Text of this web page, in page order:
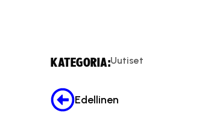
KATEGORIA:Uutiset
Edellinen